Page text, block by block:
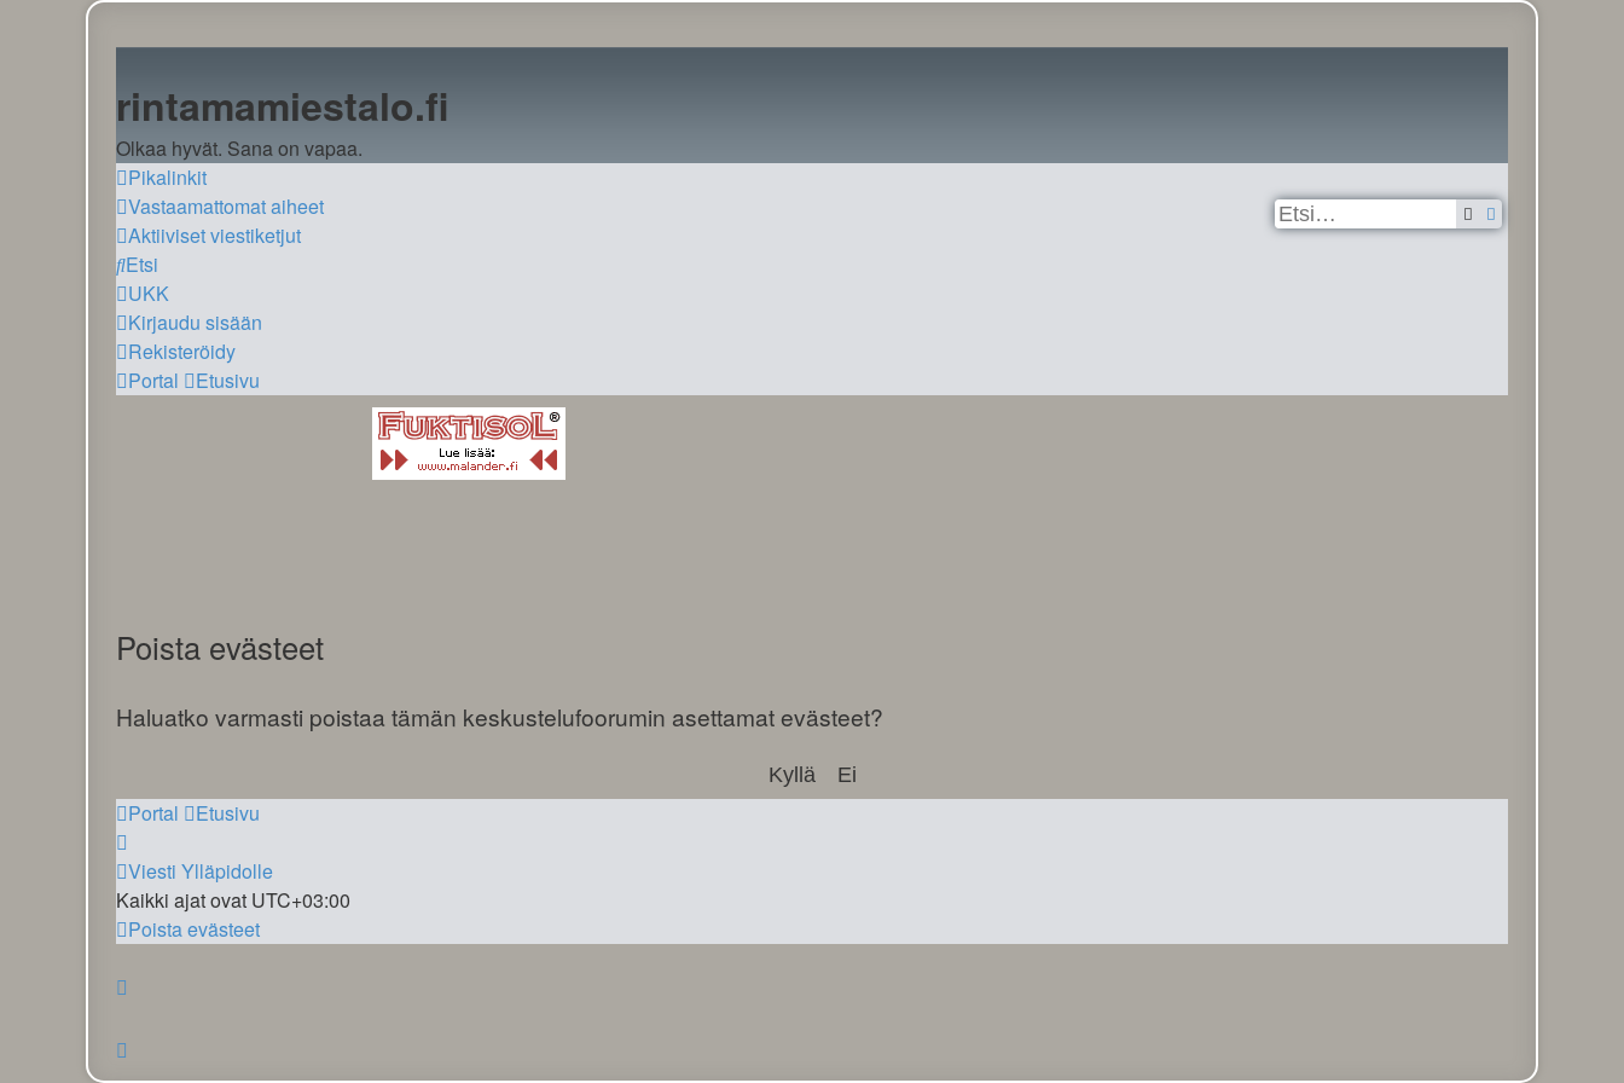
rintamamiestalo.fi
Olkaa hyvät. Sana on vapaa.
Etsi
Pikalinkit
Vastaamattomat aiheet
Aktiiviset viestiketjut
Etsi
UKK
Kirjaudu sisään
Rekisteröidy
Portal
Etusivu
Poista evästeet
Haluatko varmasti poistaa tämän keskustelufoorumin asettamat evästeet?
Portal Etusivu
Viesti Ylläpidolle
Kaikki ajat ovat UTC+03:00
Poista evästeet